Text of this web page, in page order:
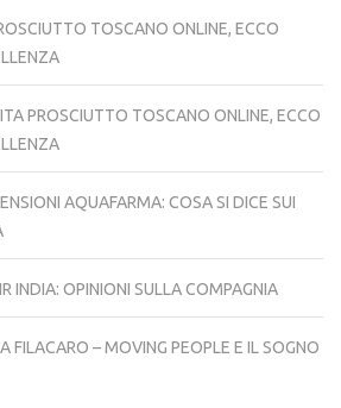
TOSCANO ONLINE, ECCO
PROSCIUTTO TOSCANO ONLINE, ECCO
AQUAFARMA: COSA SI DICE SUI
INDIA: OPINIONI SULLA COMPAGNIA
FILACARO – MOVING PEOPLE E IL SOGNO